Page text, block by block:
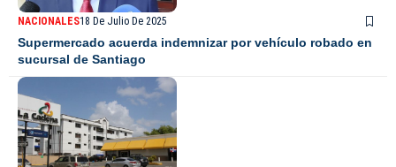
NACIONALES18 De Julio De 2025
Supermercado acuerda indemnizar por vehículo robado en
sucursal de Santiago